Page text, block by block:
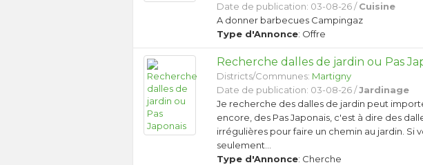
Date de publication: 03-08-26 /Cuisine
A donner barbecues Campingaz
Type d'Annonce: Offre
Recherche dalles de jardin ou Pas
Districts/Communes: Martigny
Date de publication: 03-08-26 /Jardinage
Je recherche des dalles de jardin peut
encore, des Pas Japonais, c'est à dire des
irrégulières pour faire un chemin au jardin. Si
seulement…
Type d'Annonce: Cherche